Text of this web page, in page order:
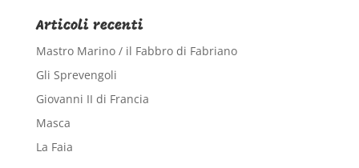
Articoli recenti
Mastro Marino / il Fabbro di Fabriano
Gli Sprevengoli
Giovanni II di Francia
Masca
La Faia